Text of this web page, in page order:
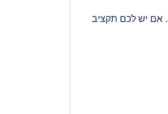
הוא הדבר הכי בולט בטבעת. יחידת קראט ביהלום מחושבת על פי משקלה, יחידת קראט אחת שווה ל 200 מ"ג. אם יש לכם תקציב